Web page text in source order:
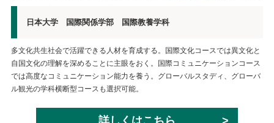
日本大学 国際関係学部 国際教養学科
多文化共生社会で活躍できる人材を育成する。国際文化コースでは異文化と
自国文化の理解を深めることに主眼をおく。国際コミュニケーションコース
では高度なコミュニケーション能力を養う。グローバルスタディ、グローバ
ル観光の学科横断型コースも選択可能。
詳しくはこちら